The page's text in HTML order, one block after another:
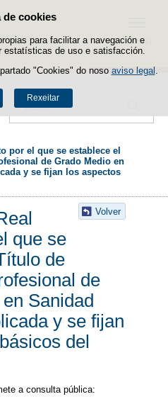
de cookies
para facilitar a navegación e
estatísticas de uso e satisfacción.
"Cookies" do noso aviso legal
Rexeitar
Saltar ao contido
Buscador
Menú
por el que se establece el
de Grado Medio en
y se fijan los aspectos
Volver
que se
de
de
Sanidad
y se fijan
del
a consulta pública: